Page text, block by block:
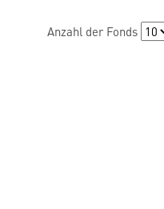
Anzahl der Fonds